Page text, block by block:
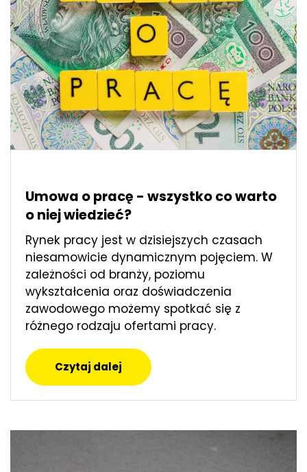
Umowa o pracę - wszystko co warto
o niej wiedzieć?
Rynek pracy jest w dzisiejszych czasach
niesamowicie dynamicznym pojęciem. W
zależności od branży, poziomu
wykształcenia oraz doświadczenia
zawodowego możemy spotkać się z
różnego rodzaju ofertami pracy.
Czytaj dalej